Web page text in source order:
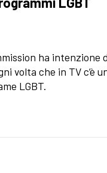
ha intenzione
volta che in TV c’è
LGBT.